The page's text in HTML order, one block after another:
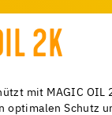
2K
mit MAGIC OIL
optimalen Schutz